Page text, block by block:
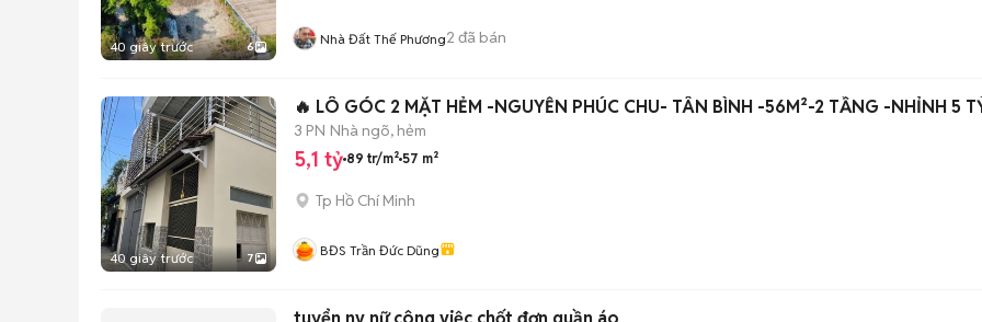
40 giây trước 6 Nhà Đất Thế Phương2 đã bán
40 giây trước 7
🔥 LÔ GÓC 2 MẶT HẺM -NGUYỄN PHÚC CHU- TÂN BÌNH -56M²-2 TẦNG -NHỈNH 5
3 PN Nhà ngõ, hẻm
5,1 tỷ 89 tr/m² 57 m²
Tp Hồ Chí Minh
BĐS Trần Đức Dũng